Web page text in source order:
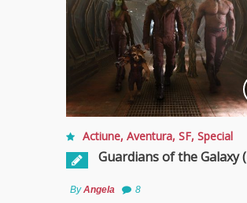
Actiune, Aventura, SF, Special
Guardians of the Galaxy
ByAngela 8